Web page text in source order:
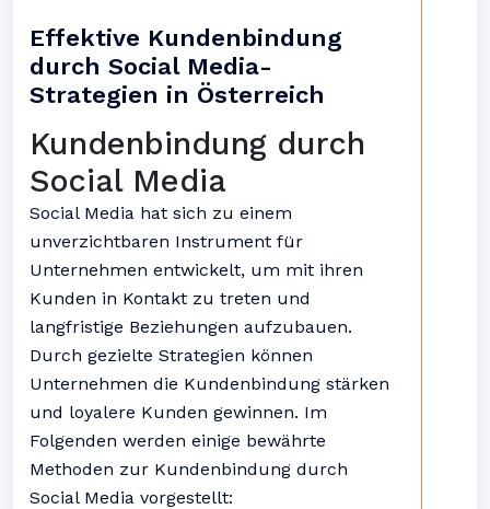
Effektive Kundenbindung
durch Social Media-
Strategien in Österreich
Kundenbindung durch
Social Media
Social Media hat sich zu einem
unverzichtbaren Instrument für
Unternehmen entwickelt, um mit ihren
Kunden in Kontakt zu treten und
langfristige Beziehungen aufzubauen.
Durch gezielte Strategien können
Unternehmen die Kundenbindung stärken
und loyalere Kunden gewinnen. Im
Folgenden werden einige bewährte
Methoden zur Kundenbindung durch
Social Media vorgestellt: